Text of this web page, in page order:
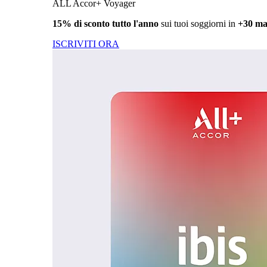
ALL Accor+ Voyager
15% di sconto tutto l'anno sui tuoi soggiorni in +30
ISCRIVITI ORA